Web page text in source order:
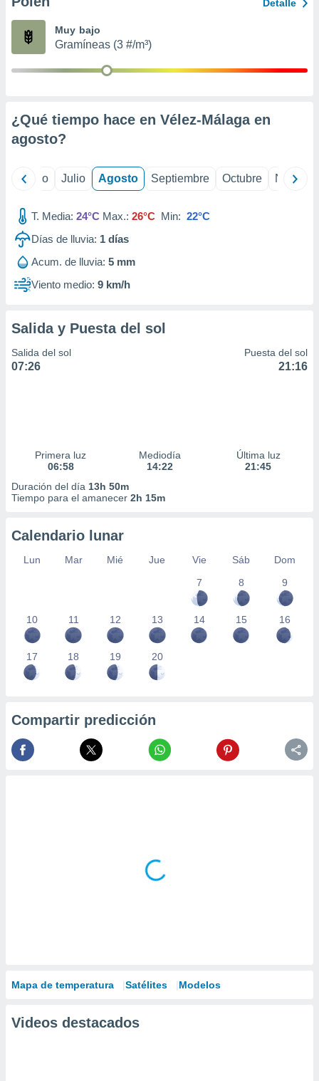
publicidad
1199
Detalle
Muy bajo
Gramíneas (3 #/m³)
¿Qué tiempo hace en Vélez-Málaga en
agosto?
Junio Julio Agosto Septiembre Octubre
T. Media: 24°C Max.: 26°C Min: 22°C
Días de lluvia: 1 días
Acum. de lluvia: 5 mm
Viento medio: 9 km/h
Salida y Puesta del sol
Salida del sol
07:26
Puesta del sol
21:16
Primera luz
06:58
Mediodía
14:22
Última luz
21:45
Duración del día 13h 50m
Tiempo para el amanecer 2h 15m
Calendario lunar
Lun Mar Mié Jue Vie Sáb
Dom
7
8 9
10 11 12 13 14 15 16
17 18 19 20
Compartir predicción
Mapa de temperatura Satélites Modelos
Videos destacados